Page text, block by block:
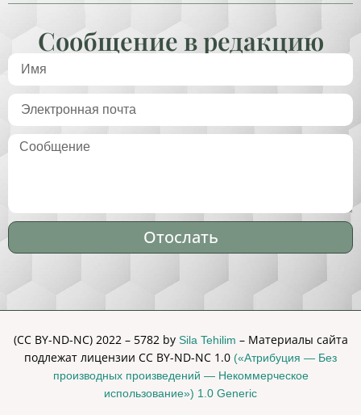
Сообщение в редакцию
Отослать
(CC BY-ND-NC) 2022 – 5782 by Sila Tehilim – Материалы сайта
подлежат лицензии CC BY-ND-NC 1.0 («Атрибуция — Без
производных произведений — Некоммерческое
использование») 1.0 Generic